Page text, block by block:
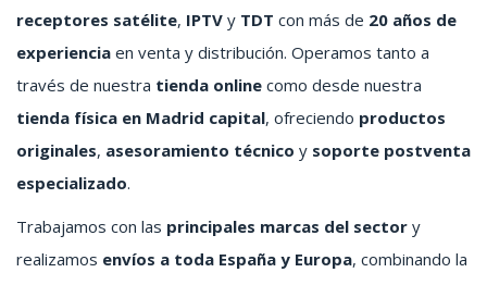
receptores satélite, IPTV y TDT con más de 20 años de
experiencia en venta y distribución. Operamos tanto a
través de nuestra tienda online como desde nuestra
tienda física en Madrid capital, ofreciendo productos
originales, asesoramiento técnico y soporte postventa
especializado.
Trabajamos con las principales marcas del sector y
realizamos envíos a toda España y Europa, combinando la